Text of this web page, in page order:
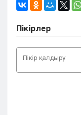
Пікірлер